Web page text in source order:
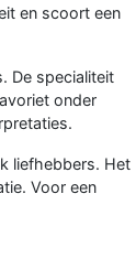
en scoort een
De specialiteit
onder
liefhebbers. Het
Voor een